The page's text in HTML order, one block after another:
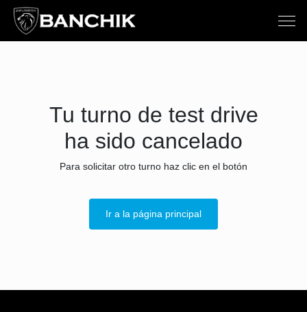
Tu turno de test drive
ha sido cancelado
Para solicitar otro turno haz clic en el botón
Ir a la página principal